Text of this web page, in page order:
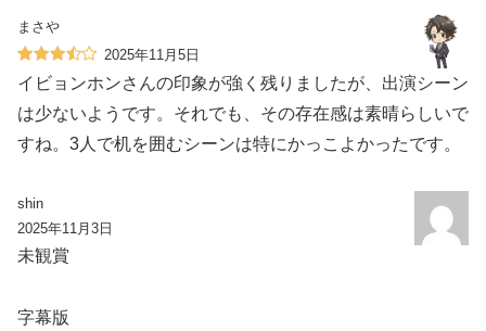
まさや
2025年11月5日
イビョンホンさんの印象が強く残りましたが、出演シーン
は少ないようです。それでも、その存在感は素晴らしいで
すね。3人で机を囲むシーンは特にかっこよかったです。
shin
2025年11月3日
未観賞
字幕版